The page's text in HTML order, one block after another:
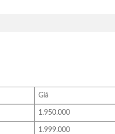
Giá
1.950.000
1.999.000